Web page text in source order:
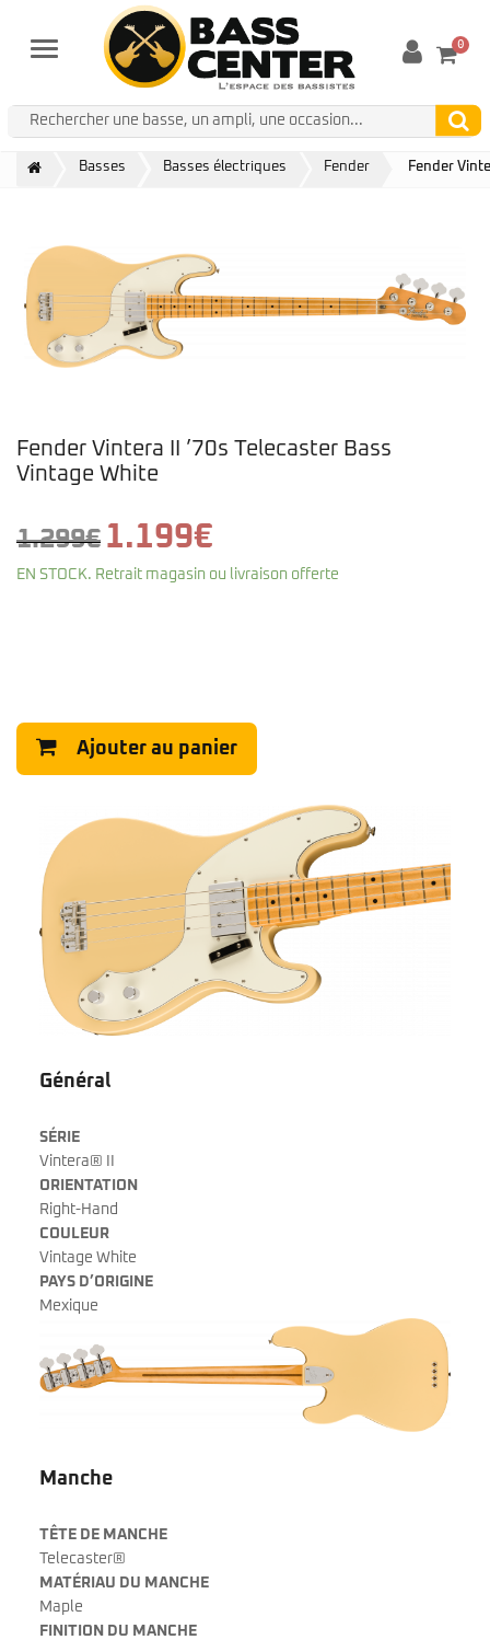
Menu 0
Basses Basses électriques Fender Fender
Fender Vintera II ’70s Telecaster Bass
Vintage White
1.299€
Le
prix
initial
1.199€
actuel
EN STOCK. Retrait magasin ou livraison offerte
Ajouter au panier
Général
SÉRIE
Vintera® II
ORIENTATION
Right-Hand
COULEUR
Vintage White
PAYS D’ORIGINE
Mexique
Manche
TÊTE DE MANCHE
Telecaster®
MATÉRIAU DU MANCHE
Maple
FINITION DU MANCHE